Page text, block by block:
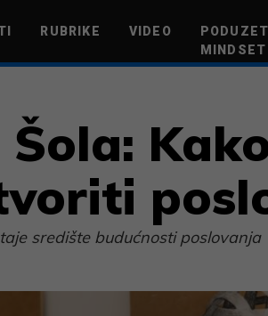
RUBRIKE VIDEO
MINDSET
središte budućnosti poslovanja